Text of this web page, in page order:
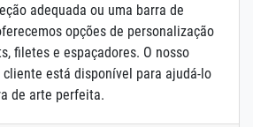
adequada ou uma barra de
opções de personalização
filetes e espaçadores. O nosso
está disponível para ajudá-lo
de arte perfeita.